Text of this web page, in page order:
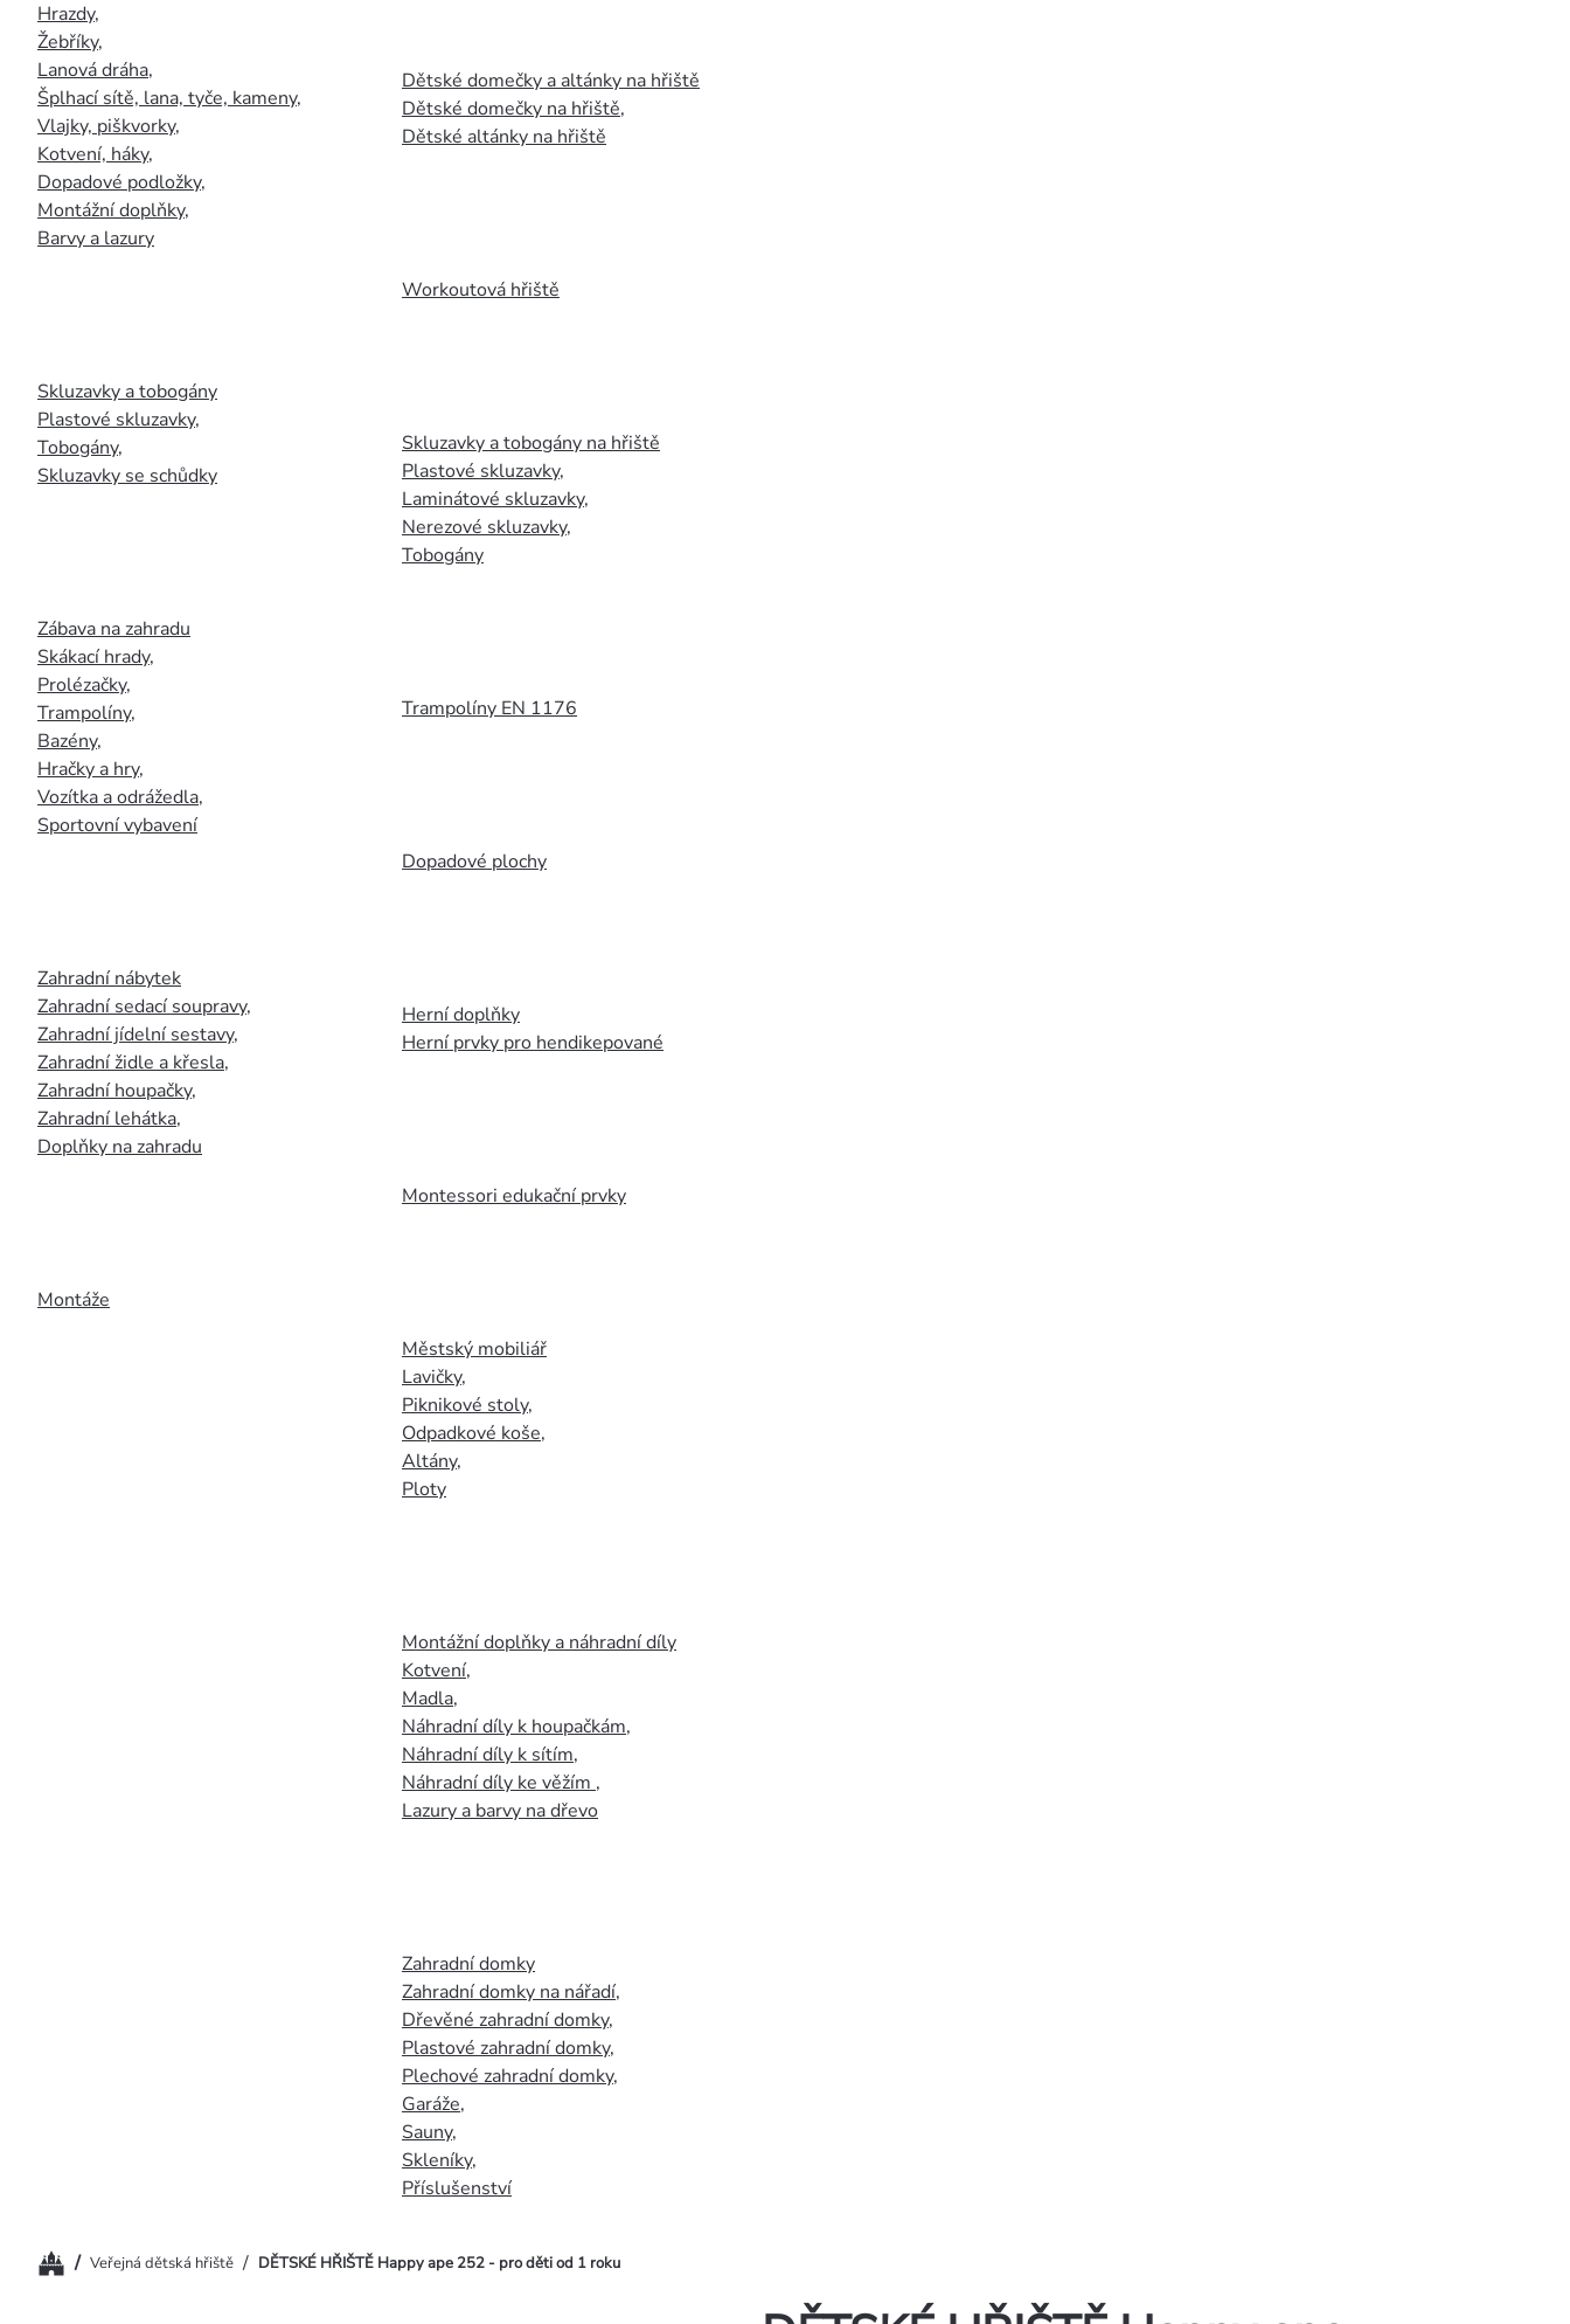
Hrazdy,
Žebříky,
Lanová dráha,
Šplhací sítě, lana, tyče, kameny,
Vlajky, piškvorky,
Kotvení, háky,
Dopadové podložky,
Montážní doplňky,
Barvy a lazury
Skluzavky a tobogány
Plastové skluzavky,
Tobogány,
Skluzavky se schůdky
Zábava na zahradu
Skákací hrady,
Prolézačky,
Trampolíny,
Bazény,
Hračky a hry,
Vozítka a odrážedla,
Sportovní vybavení
Zahradní nábytek
Zahradní sedací soupravy,
Zahradní jídelní sestavy,
Zahradní židle a křesla,
Zahradní houpačky,
Zahradní lehátka,
Doplňky na zahradu
Montáže
Dětské domečky a altánky na hřiště
Dětské domečky na hřiště,
Dětské altánky na hřiště
Workoutová hřiště
Skluzavky a tobogány na hřiště
Plastové skluzavky,
Laminátové skluzavky,
Nerezové skluzavky,
Tobogány
Trampolíny EN 1176
Dopadové plochy
Herní doplňky
Herní prvky pro hendikepované
Montessori edukační prvky
Městský mobiliář
Lavičky,
Piknikové stoly,
Odpadkové koše,
Altány,
Ploty
Montážní doplňky a náhradní díly
Kotvení,
Madla,
Náhradní díly k houpačkám,
Náhradní díly k sítím,
Náhradní díly ke věžím ,
Lazury a barvy na dřevo
Zahradní domky
Zahradní domky na nářadí,
Dřevěné zahradní domky,
Plastové zahradní domky,
Plechové zahradní domky,
Garáže,
Sauny,
Skleníky,
Příslušenství
Domů/ Veřejná dětská hřiště / DĚTSKÉ HŘIŠTĚ Happy ape 252 - pro děti od 1 roku